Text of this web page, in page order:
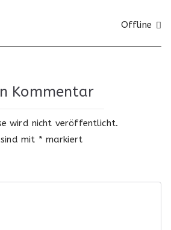
Offline
Kommentar
wird nicht veröffentlicht.
mit * markiert